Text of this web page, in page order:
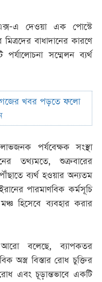
এ দেওয়া এক পোস্টে
বাধাদানের কারণে
সম্মেলন ব্যর্থ
খবর পড়তে ফলো
পর্যবেক্ষক সংস্থা
তথ্যমতে, শুক্রবারের
ব্যর্থ হওয়ার অন্যতম
পারমাণবিক কর্মসূচি
হিসেবে ব্যবহার করার
বলেছে, ব্যাপকতর
অস্ত্র বিস্তার রোধ চুক্তির
রোধ এবং চূড়ান্তভাবে একটি